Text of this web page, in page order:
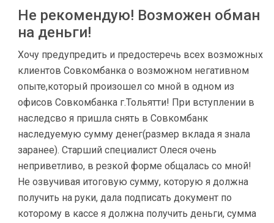
Не рекомендую! Возможен обман
на деньги!
Хочу предупредить и предостеречь всех возможных
клиентов Совкомбанка о возможном негативном
опыте,который произошел со мной в одном из
офисов Совкомбанка г.Тольятти! При вступлении в
наследсво я пришла снять в Совкомбанк
наследуемую сумму денег(размер вклада я знала
заранее). Старший специалист Олеся очень
неприветливо, в резкой форме общалась со мной!
Не озвучивая итоговую сумму, которую я должна
получить на руки, дала подписать документ по
которому в кассе я должна получить деньги, сумма